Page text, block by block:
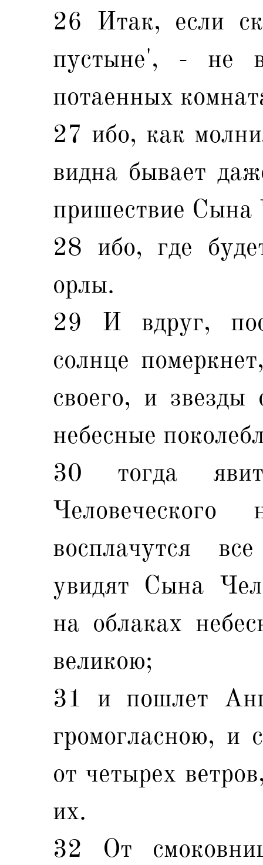
26 Итак, если
пустыне', - не
потаенных
27 ибо, как
видна бывает
пришествие Сына
28 ибо, где
орлы.
29 И вдруг,
солнце
своего, и
небесные
30 тогда
восплачутся
увидят Сына
на облаках
великою;
31 и пошлет
громогласною, и
от четырех
их.
32 От